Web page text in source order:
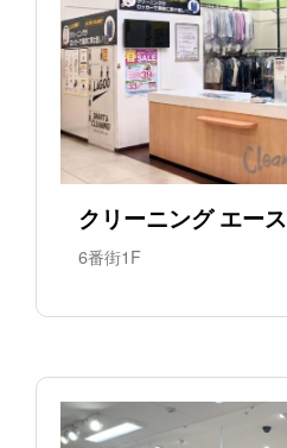
クリーニング エース
6番街1F